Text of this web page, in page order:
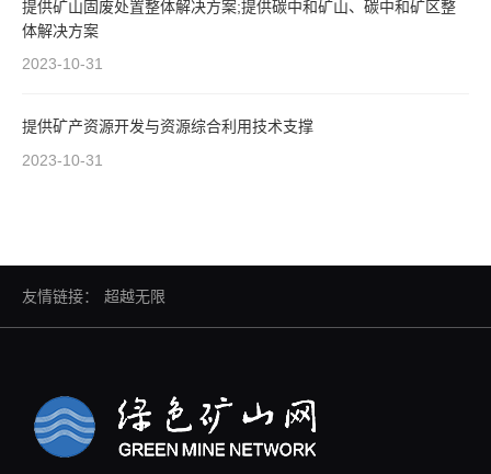
提供矿山固废处置整体解决方案;提供碳中和矿山、碳中和矿区整
体解决方案
2023-10-31
提供矿产资源开发与资源综合利用技术支撑
2023-10-31
友情链接： 超越无限